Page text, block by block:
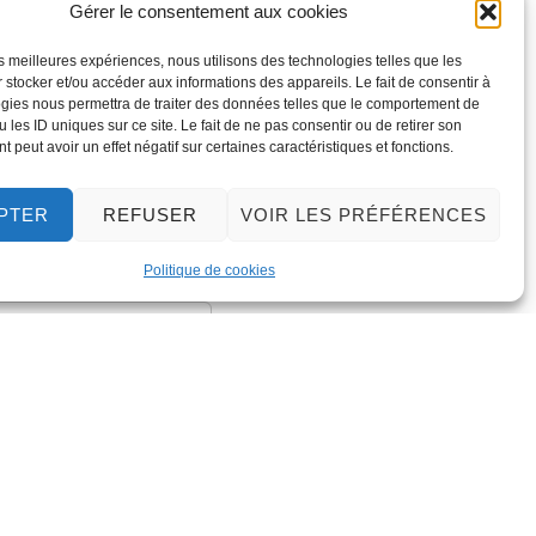
Gérer le consentement aux cookies
meilleures expériences, nous utilisons des technologies telles que les
stocker et/ou accéder aux informations des appareils. Le fait de consentir à
nous permettra de traiter des données telles que le comportement de
les ID uniques sur ce site. Le fait de ne pas consentir ou de retirer son
peut avoir un effet négatif sur certaines caractéristiques et fonctions.
REFUSER VOIR LES PRÉFÉRENCES
Politique de cookies